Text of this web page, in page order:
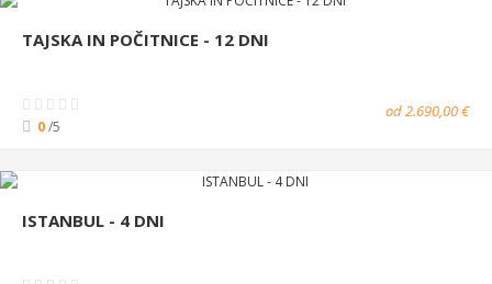
TAJSKA IN POČITNICE - 12 DNI
0/5
od 2.690,00 €
ISTANBUL - 4 DNI